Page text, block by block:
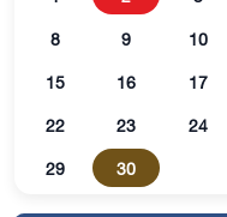
8 9 10
15 16 17
22 23 24
29 30